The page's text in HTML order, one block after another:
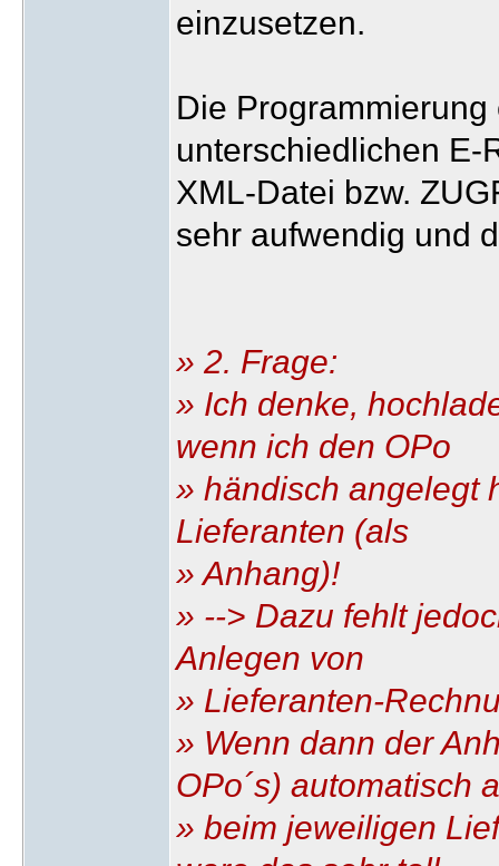
einzusetzen.
Die
unterschiedlichen E-
XML-Datei bzw.
sehr aufwendig und
» 2. Frage:
» Ich denke,
wenn ich den OPo
» händisch angelegt
Lieferanten (als
» Anhang)!
» --> Dazu fehlt
Anlegen von
» Lieferanten-
» Wenn dann der
OPo´s) automatisch
» beim jeweiligen